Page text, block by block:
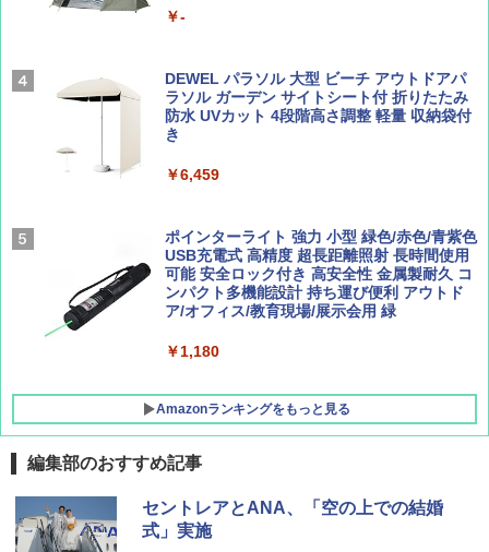
￥1,540
AIRLINE（エアライン）2026年9月号【特
集】ボーイング110周年を祝して！
￥1,760
パ
新しい日本地理 地図・統計・移動から読み
解く (講談社現代新書)
￥1,540
広げるだけ パッとサッとテント ブラックコ
ーティング フルクローズ メッシュ 3-4人用
簡単設置 ポップアップテント エクルベージ
ュ(BC仕様) PATC-150B(EB)
￥9,990
[キャンパーズコレクション 山善] 傘みたいに
広げるだけ パッとサッとテント キューブワ
イド ブラックコーティング フルクローズ メ
ッシュ 4人用 簡単設置 ポップアップテント P
ATCW-150B エクルベージュ
￥-
￥-
DEWEL パラソル 大型 ビーチ アウトドアパ
ラソル ガーデン サイトシート付 折りたたみ
防水 UVカット 4段階高さ調整 軽量 収納袋付
き
￥6,459
ポインターライト 強力 小型 緑色/赤色/青紫色
USB充電式 高精度 超長距離照射 長時間使用
可能 安全ロック付き 高安全性 金属製耐久 コ
ンパクト多機能設計 持ち運び便利 アウトド
ア/オフィス/教育現場/展示会用 緑
￥1,180
Amazonランキングをもっと見る
編集部のおすすめ記事
セントレアとANA、「空の上での結婚
式」実施